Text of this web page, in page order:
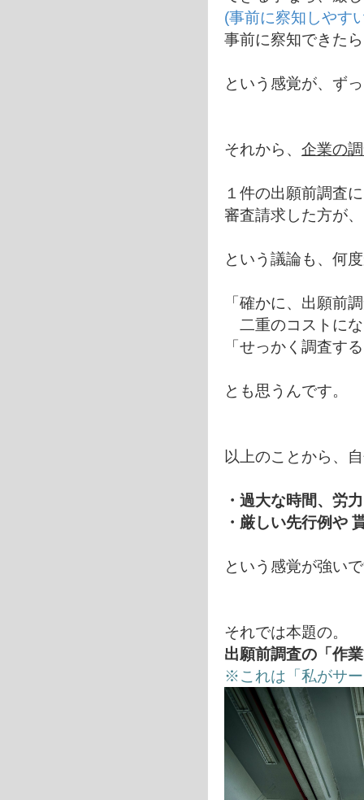
(事前に察知しやす
事前に察知できた
という感覚が、ず
それから、 企業の
１件の出願前調査
審査請求した方が
という議論も、何
「確かに、出願前
二重のコストに
「せっかく調査す
とも思うんです。
以上のことから、
・過大な時間、労
・厳しい先行例や
という感覚が強い
それでは本題の。
出願前調査の「作
※これは「私がサ